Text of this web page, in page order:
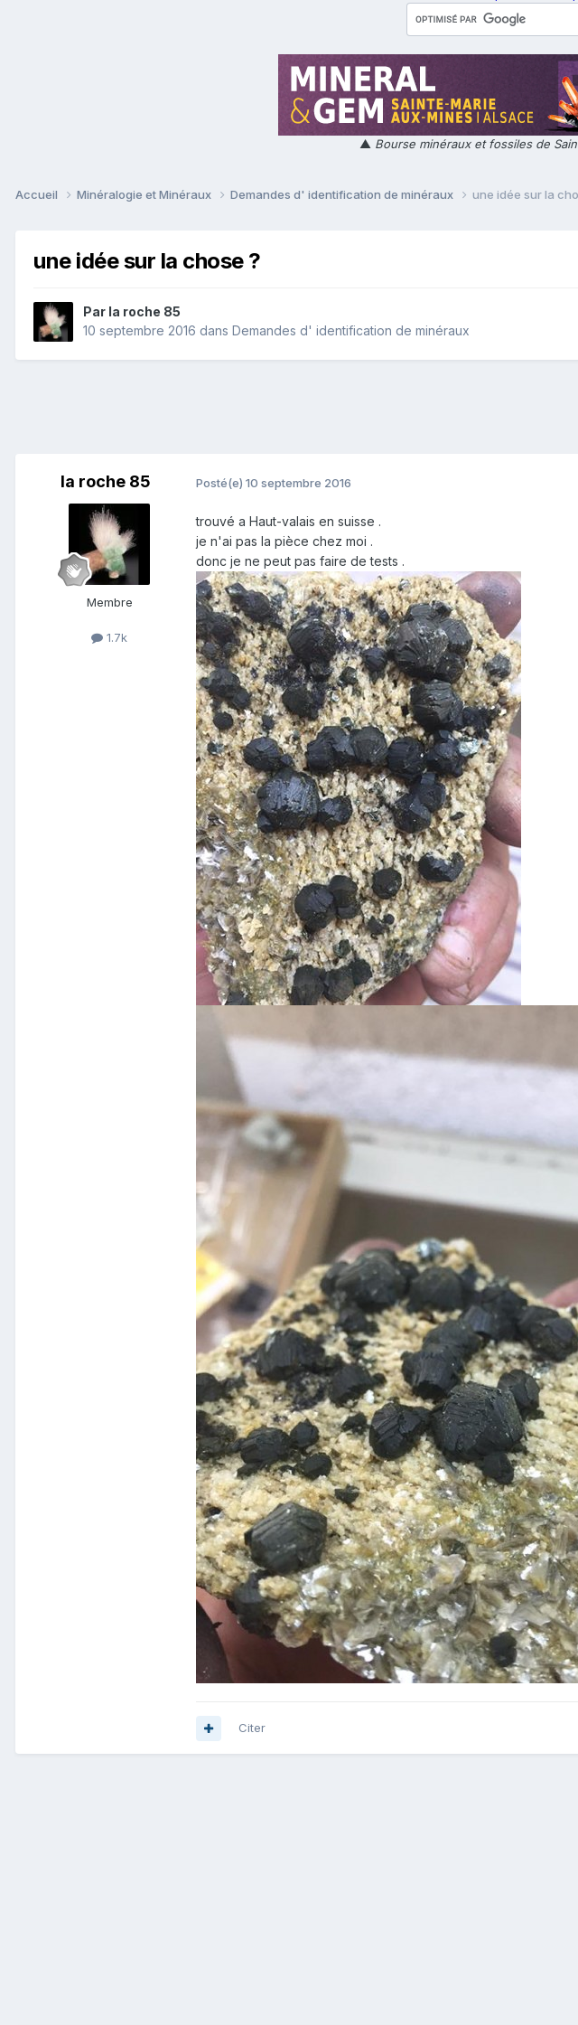
▲ Bourse minéraux et fossiles de
Accueil Minéralogie et Minéraux Demandes d' identification de minéraux une idée sur la
une idée sur la chose ?
Par la roche 85
10 septembre 2016 dans Demandes d' identification de minéraux
la roche 85
Membre
1.7k
Posté(e) 10 septembre 2016
trouvé a Haut-valais en suisse .
je n'ai pas la pièce chez moi .
donc je ne peut pas faire de tests .
Citer